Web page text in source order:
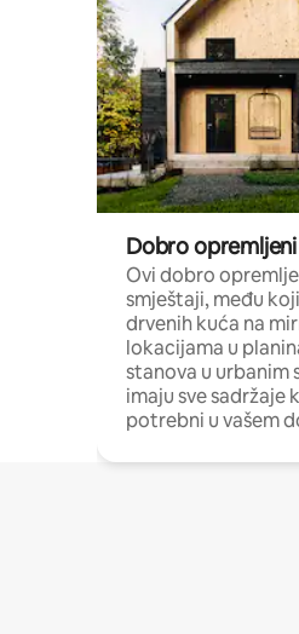
Dobro
Ovi dobro
smještaji, među
drvenih kuća na
lokacijama u
stanova u urbanim
imaju sve sadržaje
potrebni u vašem